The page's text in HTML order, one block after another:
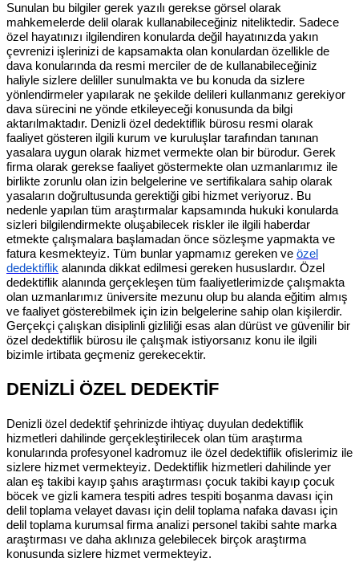
Sunulan bu bilgiler gerek yazılı gerekse görsel olarak
mahkemelerde delil olarak kullanabileceğiniz niteliktedir. Sadece
özel hayatınızı ilgilendiren konularda değil hayatınızda yakın
çevrenizi işlerinizi de kapsamakta olan konulardan özellikle de
dava konularında da resmi merciler de de kullanabileceğiniz
haliyle sizlere deliller sunulmakta ve bu konuda da sizlere
yönlendirmeler yapılarak ne şekilde delileri kullanmanız gerekiyor
dava sürecini ne yönde etkileyeceği konusunda da bilgi
aktarılmaktadır. Denizli özel dedektiflik bürosu resmi olarak
faaliyet gösteren ilgili kurum ve kuruluşlar tarafından tanınan
yasalara uygun olarak hizmet vermekte olan bir bürodur. Gerek
firma olarak gerekse faaliyet göstermekte olan uzmanlarımız ile
birlikte zorunlu olan izin belgelerine ve sertifikalara sahip olarak
yasaların doğrultusunda gerektiği gibi hizmet veriyoruz. Bu
nedenle yapılan tüm araştırmalar kapsamında hukuki konularda
sizleri bilgilendirmekte oluşabilecek riskler ile ilgili haberdar
etmekte çalışmalara başlamadan önce sözleşme yapmakta ve
fatura kesmekteyiz. Tüm bunlar yapmamız gereken ve özel
dedektiflik alanında dikkat edilmesi gereken hususlardır. Özel
dedektiflik alanında gerçekleşen tüm faaliyetlerimizde çalışmakta
olan uzmanlarımız üniversite mezunu olup bu alanda eğitim almış
ve faaliyet gösterebilmek için izin belgelerine sahip olan kişilerdir.
Gerçekçi çalışkan disiplinli gizliliği esas alan dürüst ve güvenilir bir
özel dedektiflik bürosu ile çalışmak istiyorsanız konu ile ilgili
bizimle irtibata geçmeniz gerekecektir.
DENİZLİ ÖZEL DEDEKTİF
Denizli özel dedektif şehrinizde ihtiyaç duyulan dedektiflik
hizmetleri dahilinde gerçekleştirilecek olan tüm araştırma
konularında profesyonel kadromuz ile özel dedektiflik ofislerimiz ile
sizlere hizmet vermekteyiz. Dedektiflik hizmetleri dahilinde yer
alan eş takibi kayıp şahıs araştırması çocuk takibi kayıp çocuk
böcek ve gizli kamera tespiti adres tespiti boşanma davası için
delil toplama velayet davası için delil toplama nafaka davası için
delil toplama kurumsal firma analizi personel takibi sahte marka
araştırması ve daha aklınıza gelebilecek birçok araştırma
konusunda sizlere hizmet vermekteyiz.